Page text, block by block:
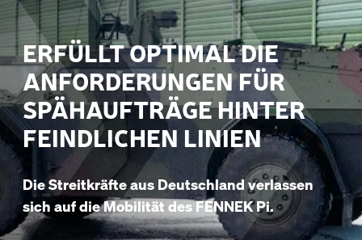
ERFÜLLT OPTIMAL DIE
ANFORDERUNGEN FÜR
SPÄHAUFTRÄGE HINTER
FEINDLICHEN LINIEN
Die Streitkräfte aus Deutschland verlassen
sich auf die Mobilität des FENNEK Pi.